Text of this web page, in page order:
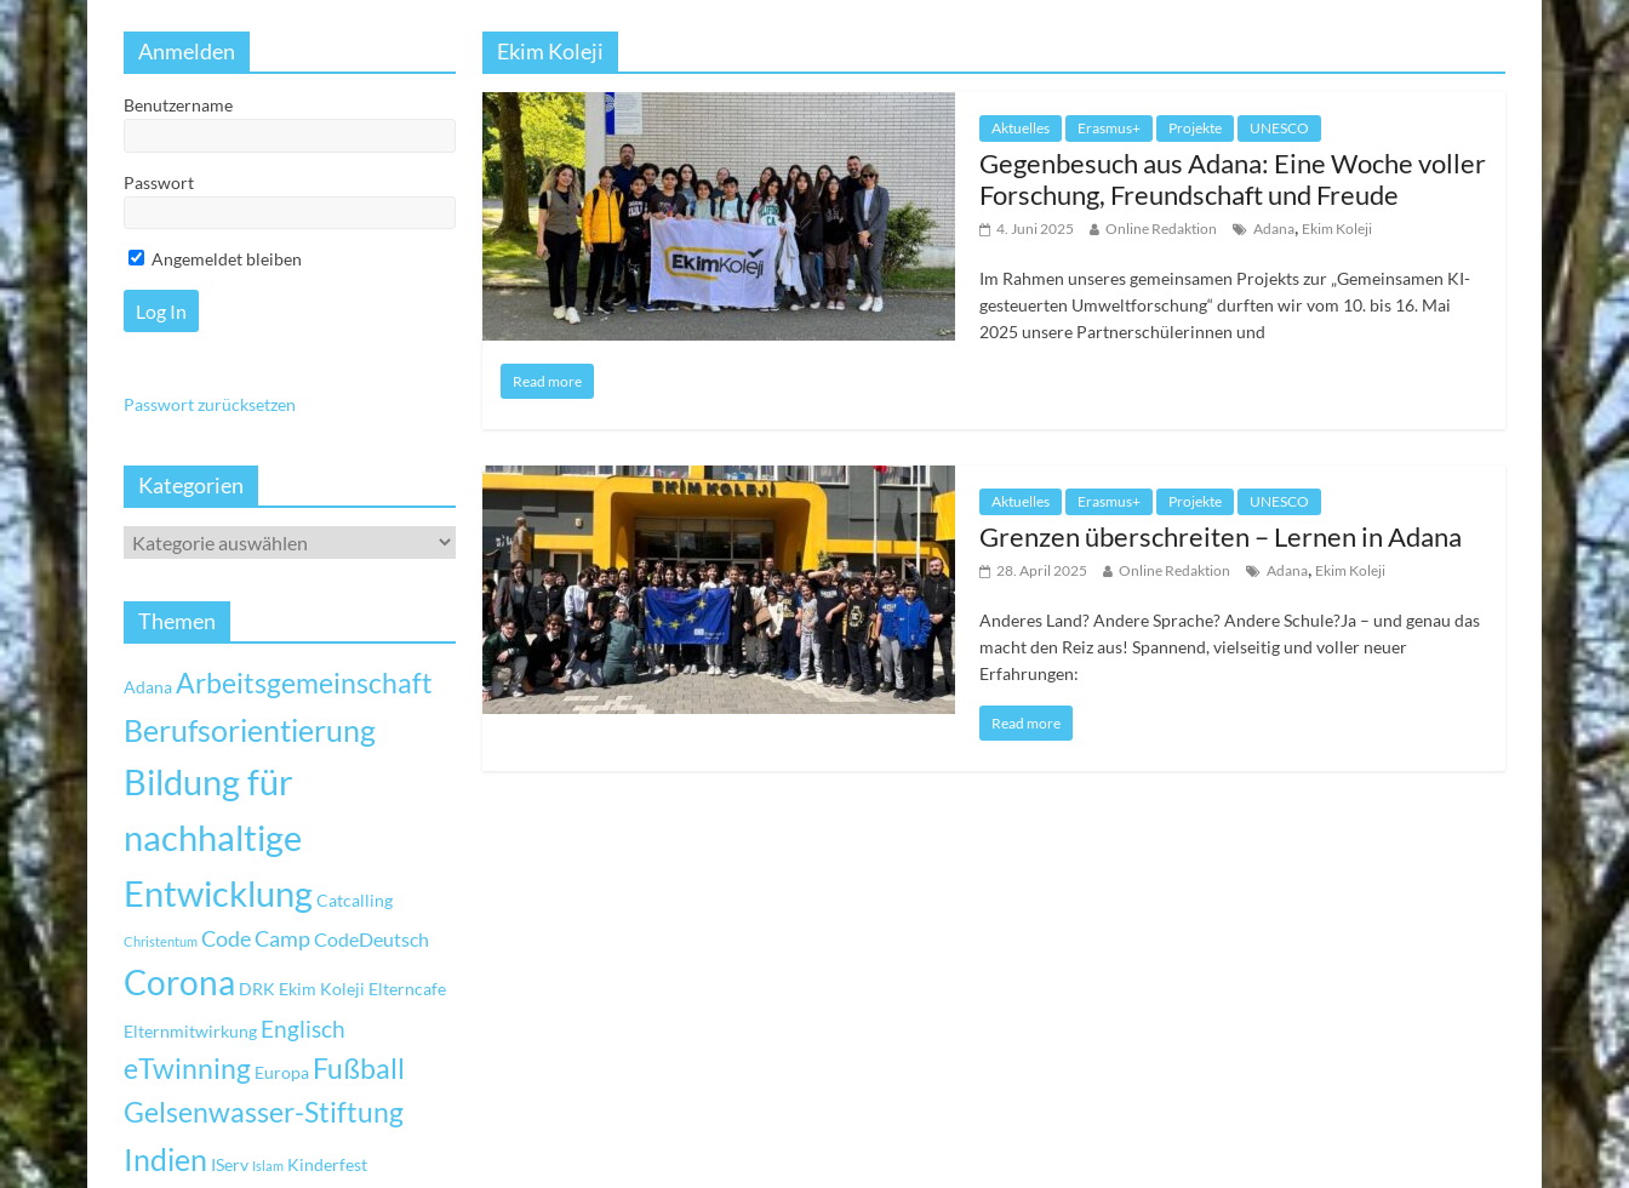
Ekim Koleji
Aktuelles Erasmus+ Projekte UNESCO
Gegenbesuch aus Adana: Eine Woche voller
Forschung, Freundschaft und Freude
4. Juni 2025 Online Redaktion Adana, Ekim Koleji
Im Rahmen unseres gemeinsamen Projekts zur „Gemeinsamen KI-
gesteuerten Umweltforschung“ durften wir vom 10. bis 16. Mai
2025 unsere Partnerschülerinnen und
Read more
Aktuelles Erasmus+ Projekte UNESCO
Grenzen überschreiten – Lernen in Adana
28. April 2025 Online Redaktion Adana, Ekim Koleji
Anderes Land? Andere Sprache? Andere Schule?Ja – und genau das
macht den Reiz aus! Spannend, vielseitig und voller neuer
Erfahrungen:
Read more
Anmelden
Benutzername
Passwort
Angemeldet bleiben
Passwort zurücksetzen
Kategorien
Themen
AdanaArbeitsgemeinschaft
Berufsorientierung
Bildung für
nachhaltige
EntwicklungCatcalling
Christentum Code CampCodeDeutsch
Corona DRK Ekim Koleji Elterncafe
Elternmitwirkung Englisch
eTwinning Europa Fußball
Gelsenwasser-Stiftung
Indien IServ Islam Kinderfest